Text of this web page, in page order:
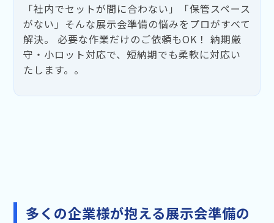
「社内でセットが間に合わない」「保管スペース
がない」そんな展示会準備の悩みをプロがすべて
解決。 必要な作業だけのご依頼もOK！ 納期厳
守・小ロット対応で、短納期でも柔軟に対応い
たします。。
多くの企業様が抱える展示会準備の